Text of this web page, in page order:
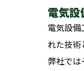
電気設
電気設
れた技術
弊社では